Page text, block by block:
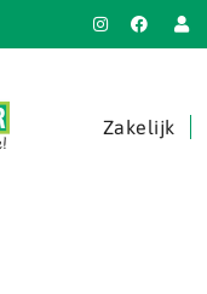
Zakelijk